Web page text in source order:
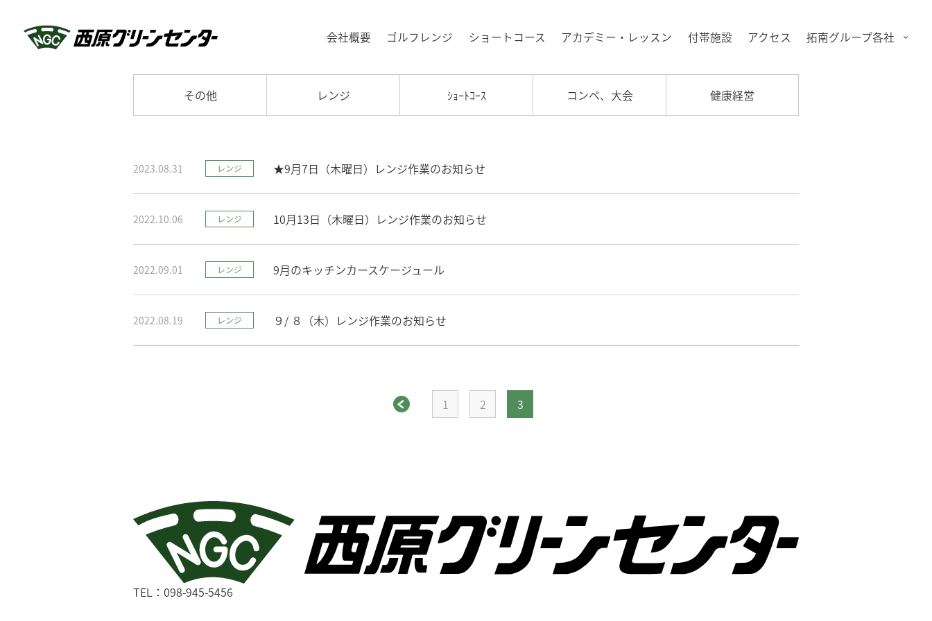
会社概要 ゴルフレンジ ショートコース アカデミー・レッスン 付帯施設 アクセス 拓南グループ各社
その他 レンジ ｼｮｰﾄｺｰｽ コンペ、大会 健康経営
2023.08.31 レンジ ★9月7日（木曜日）レンジ作業のお知らせ
2022.10.06 レンジ 10月13日（木曜日）レンジ作業のお知らせ
2022.09.01 レンジ 9月のキッチンカースケージュール
2022.08.19 レンジ ９/ ８（木）レンジ作業のお知らせ
1 2 3
TEL：098-945-5456